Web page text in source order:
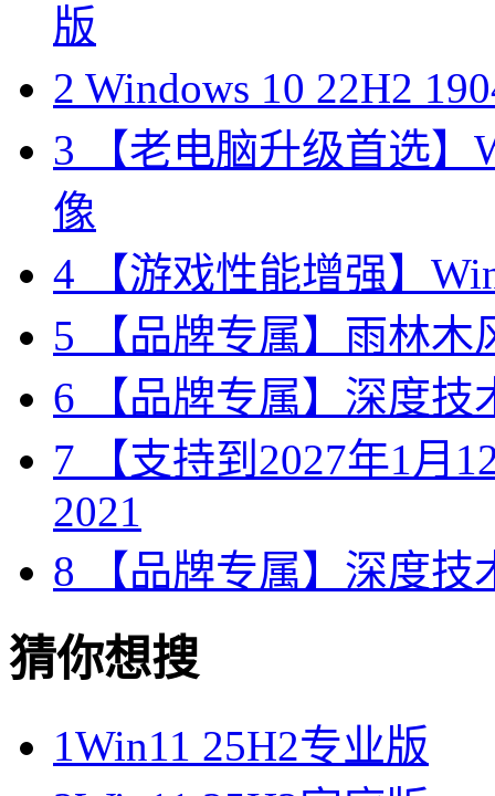
版
2 Windows 10 22H2
3 【老电脑升级首选】
像
4 【游戏性能增强】
5 【品牌专属】雨林木
6 【品牌专属】深度技
7 【支持到2027年1月
2021
8 【品牌专属】深度技
猜你想搜
1Win11 25H2专业版